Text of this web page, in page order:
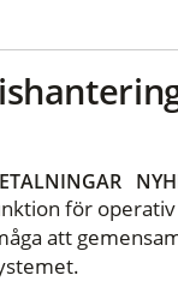
för
att